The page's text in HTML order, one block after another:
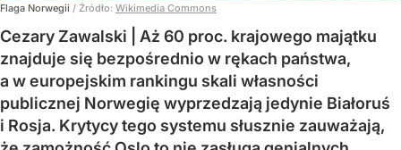
Flaga Norwegii / Źródło: Wikimedia Commons
Cezary Zawalski | Aż 60 proc. krajowego majątku
znajduje się bezpośrednio w rękach państwa,
a w europejskim rankingu skali własności
publicznej Norwegię wyprzedzają jedynie Białoruś
i Rosja. Krytycy tego systemu słusznie zauważają,